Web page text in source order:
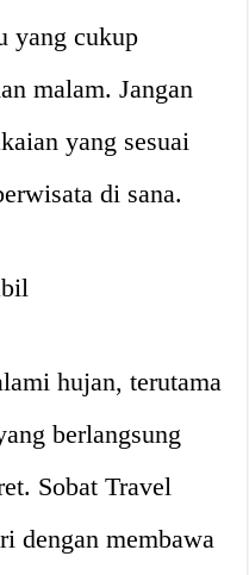
yang cukup
malam. Jangan
yang sesuai
di sana.
hujan, terutama
berlangsung
Sobat Travel
dengan membawa